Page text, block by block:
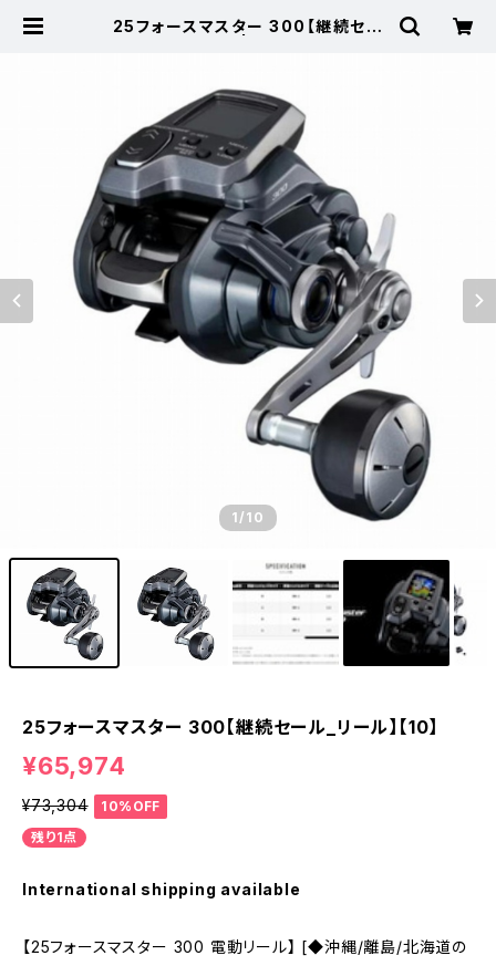
25フォースマスター 300【継続セー
1/10
25フォースマスター 300【継続セール_リール】【10】
¥65,974
¥73,304
10%OFF
残り1点
International shipping available
【25フォースマスター 300 電動リール】 [◆沖縄/離島/北海道の